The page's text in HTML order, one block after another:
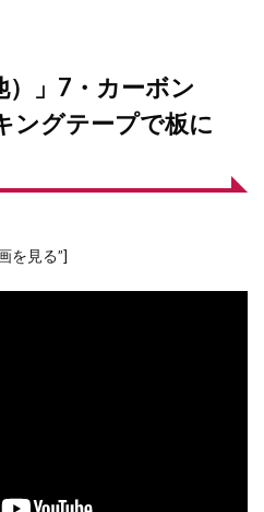
）」7・カーボン
ングテープで板に
を見る”]